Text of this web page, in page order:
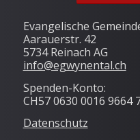
Evangelische
Aarauerstr. 42
5734 Reinach AG
info@egwynental.ch
Spenden-Konto:
CH57 0630 0016 9664
Datenschutz